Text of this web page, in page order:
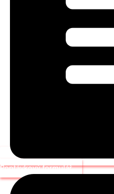
Poptávkový formulář